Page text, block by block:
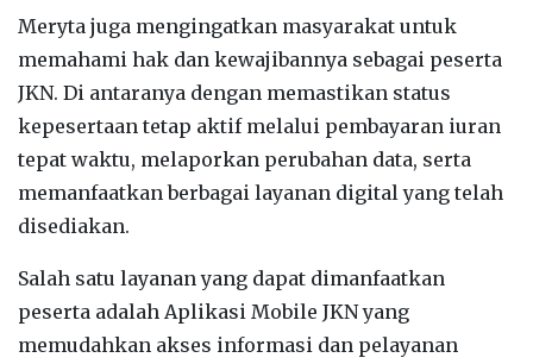
‎Meryta juga mengingatkan masyarakat untuk
memahami hak dan kewajibannya sebagai peserta
JKN. Di antaranya dengan memastikan status
kepesertaan tetap aktif melalui pembayaran iuran
tepat waktu, melaporkan perubahan data, serta
memanfaatkan berbagai layanan digital yang telah
disediakan.
‎Salah satu layanan yang dapat dimanfaatkan
peserta adalah Aplikasi Mobile JKN yang
memudahkan akses informasi dan pelayanan